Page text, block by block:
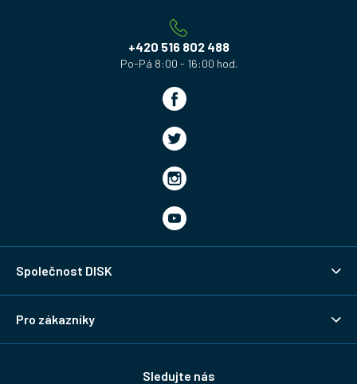
+420 516 802 488
Společnost DISK
Pro zákazníky
Sledujte nás